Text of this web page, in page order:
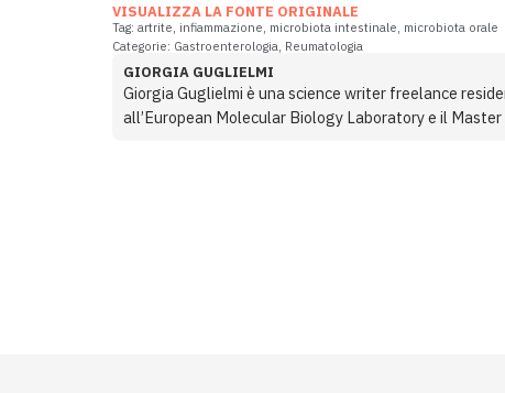
VISUALIZZA LA FONTE ORIGINALE
Tag: artrite, infiammazione, microbiota intestinale, microbiota orale
Categorie: Gastroenterologia, Reumatologia
GIORGIA GUGLIELMI
Giorgia Guglielmi è una science writer freelance
all’European Molecular Biology Laboratory e il